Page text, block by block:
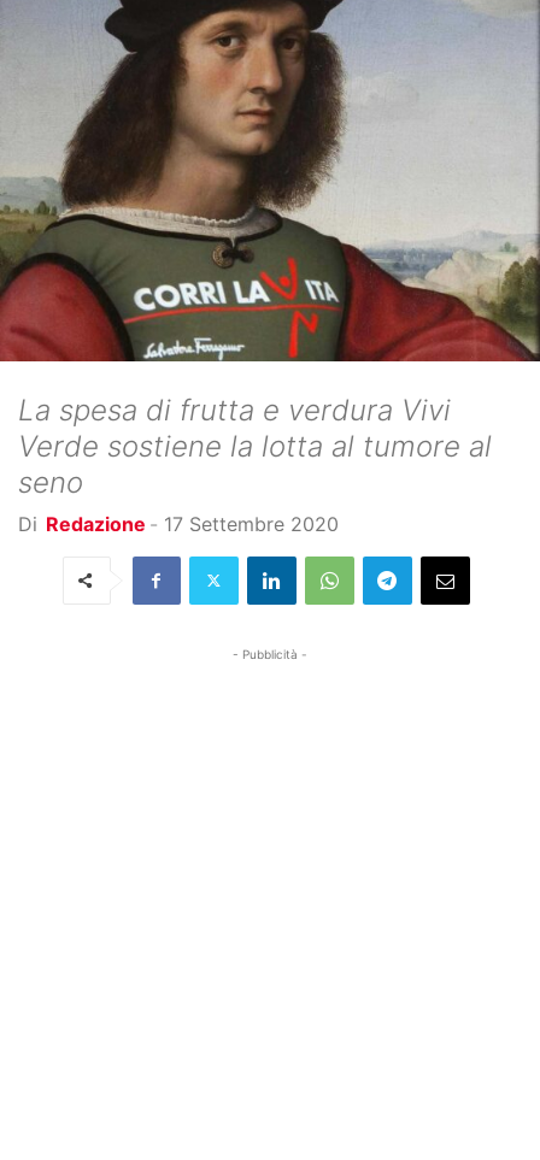
La spesa di frutta e verdura Vivi
Verde sostiene la lotta al tumore al
seno
Di Redazione - 17 Settembre 2020
- Pubblicità -